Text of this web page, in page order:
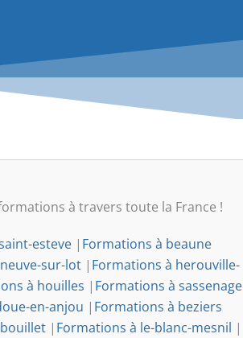
à travers toute la France !
esteve| Formations à beaune
sur-lot | Formations à herouville-
à houilles | Formations à sassenage
en-anjou | Formations à beziers
| Formations à le-blanc-mesnil |